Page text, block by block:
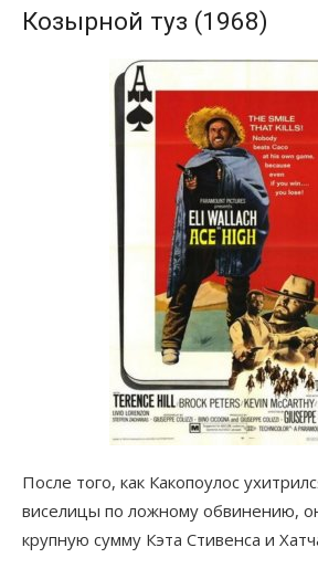
Козырной туз (1968)
После того, как Какопоулос
виселицы по ложному обвинению,
крупную сумму Кэта Стивенса и